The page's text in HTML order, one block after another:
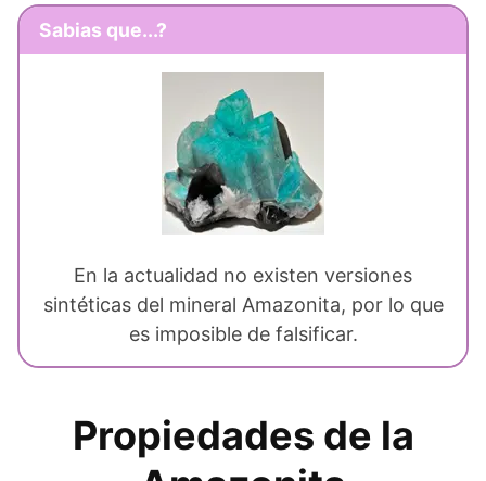
Sabias que...?
En la actualidad no existen versiones
sintéticas del mineral Amazonita, por lo que
es imposible de falsificar.
Propiedades de la